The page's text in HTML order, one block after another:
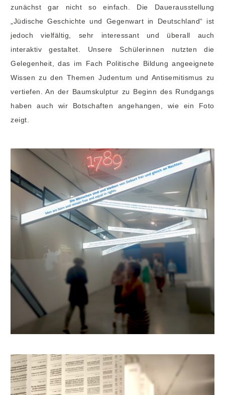
zunächst gar nicht so einfach. Die Dauerausstellung
„Jüdische Geschichte und Gegenwart in Deutschland“ ist
jedoch vielfältig, sehr interessant und überall auch
interaktiv gestaltet. Unsere Schülerinnen nutzten die
Gelegenheit, das im Fach Politische Bildung angeeignete
Wissen zu den Themen Judentum und Antisemitismus zu
vertiefen. An der Baumskulptur zu Beginn des Rundgangs
haben auch wir Botschaften angehangen, wie ein Foto
zeigt.